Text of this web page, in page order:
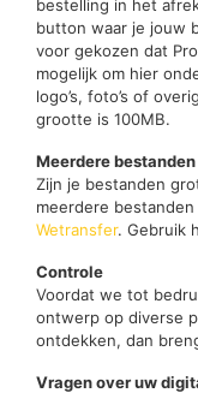
bestelling in het
button waar je jouw
voor gekozen dat
mogelijk om hier
logo’s, foto’s of
grootte is 100MB.
Meerdere
Zijn je bestanden
meerdere
Wetransfer. Gebruik
Controle
Voordat we tot
ontwerp op diverse
ontdekken, dan
Vragen over uw